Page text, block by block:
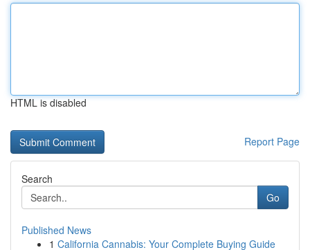
HTML is disabled
Report Page
Search
Go
Published News
1 California Cannabis: Your Complete Buying Guide